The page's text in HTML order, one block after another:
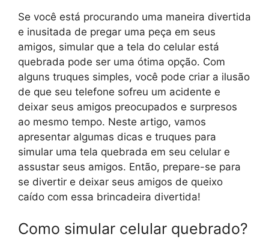
Se você está procurando uma maneira divertida
e inusitada de pregar uma peça em seus
amigos, simular que a tela do celular está
quebrada pode ser uma ótima opção. Com
alguns truques simples, você pode criar a ilusão
de que seu telefone sofreu um acidente e
deixar seus amigos preocupados e surpresos
ao mesmo tempo. Neste artigo, vamos
apresentar algumas dicas e truques para
simular uma tela quebrada em seu celular e
assustar seus amigos. Então, prepare-se para
se divertir e deixar seus amigos de queixo
caído com essa brincadeira divertida!
Como simular celular quebrado?